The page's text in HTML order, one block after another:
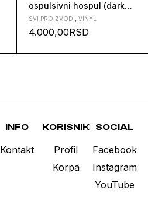
ospulsivni hospul (dark
green vinyl)
SVI PROIZVODI VINYL
4.000,00RSD
INFO
Kontakt
KORISNIK
Profil
Korpa
SOCIAL
Facebook
Instagram
YouTube